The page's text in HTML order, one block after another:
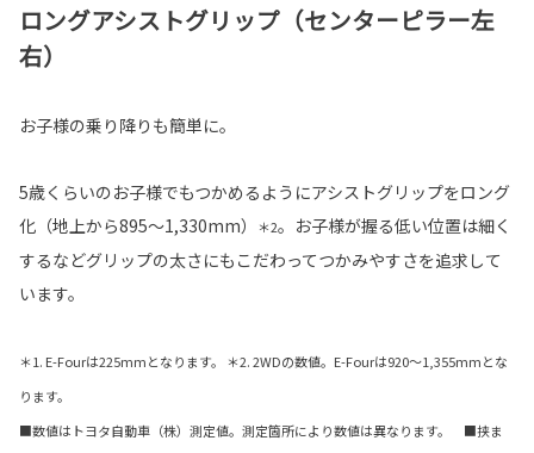
ロングアシストグリップ（センターピラー左
右）
お子様の乗り降りも簡単に。
5歳くらいのお子様でもつかめるようにアシストグリップをロング
化（地上から895〜1,330mm）
＊2。お子様が握る低い位置は細く
するなどグリップの太さにもこだわってつかみやすさを追求して
います。
＊1. E-Fourは225mmとなります。 ＊2. 2WDの数値。E-Fourは920〜1,355mmとな
ります。
■数値はトヨタ自動車（株）測定値。測定箇所により数値は異なります。 ■挟ま